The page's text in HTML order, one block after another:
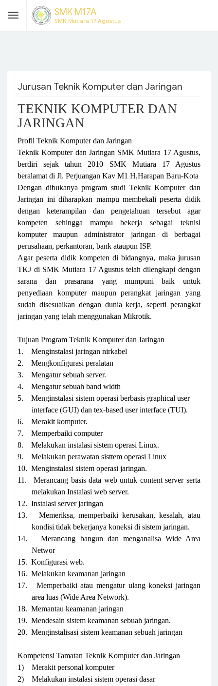
SMK M17A
SMK Mutiara 17 Agustus
Jurusan Teknik Komputer dan Jaringan
TEKNIK KOMPUTER DAN
JARINGAN
Profil Teknik Komputer dan Jaringan
Teknik Komputer dan Jaringan SMK Mutiara 17 Agustus,
berdiri sejak tahun 2010 SMK Mutiara 17 Agustus
beralamat di Jl. Perjuangan Kav M1 H,Harapan Baru-Kota
Dengan dibukanya program studi Teknik Komputer dan
Jaringan ini diharapkan mampu membekali peserta didik
dengan keterampilan dan pengetahuan tersebut agar
kompeten sehingga mampu bekerja sebagai teknisi
komputer maupun administrator jaringan di berbagai
perusahaan, perkantoran, bank ataupun ISP.
Agar peserta didik kompeten di bidangnya, maka jurusan
TKJ di SMK Mutiara 17 Agustus telah dilengkapi dengan
sarana dan prasarana yang mumpuni baik untuk
penyediaan komputer maupun perangkat jaringan yang
sudah disesuaikan dengan dunia kerja, seperti perangkat
jaringan yang telah menggunakan Mikrotik.
Tujuan Program Teknik Komputer dan Jaringan
1.
Menginstalasi jaringan nirkabel
2.
Mengkonfigurasi peralatan
3.
Mengatur sebuah server.
4.
Mengatur sebuah band width
5.
Menginstalasi sistem operasi berbasis graphical user
interface (GUI) dan tex-based user interface (TUI).
6.
Merakit komputer.
7.
Memperbaiki computer
8.
Melakukan instalasi sistem operasi Linux.
9.
Melakukan perawatan sisttem operasi Linux
10. Menginstalasi sistem operasi jaringan.
11.
Merancang basis data web untuk content server serta
melakukan Instalasi web server.
12. Instalasi server jaringan
13.
Memeriksa, memperbaiki kerusakan, kesalah, atau
kondisi tidak bekerjanya koneksi di sistem jaringan.
14.
Merancang bangun dan menganalisa Wide Area
Networ
15. Konfigurasi web.
16. Melakukan keamanan jaringan
17.
Memperbaiki atau mengatur ulang koneksi jaringan
area luas (Wide Area Network).
18. Memantau keamanan jaringan
19. Mendesain sistem keamanan sebuah jaringan.
20. Menginstalisasi sistem keamanan sebuah jaringan
Kompetensi Tamatan Teknik Komputer dan Jaringan
1)
Merakit personal komputer
2)
Melakukan instalasi sistem operasi dasar